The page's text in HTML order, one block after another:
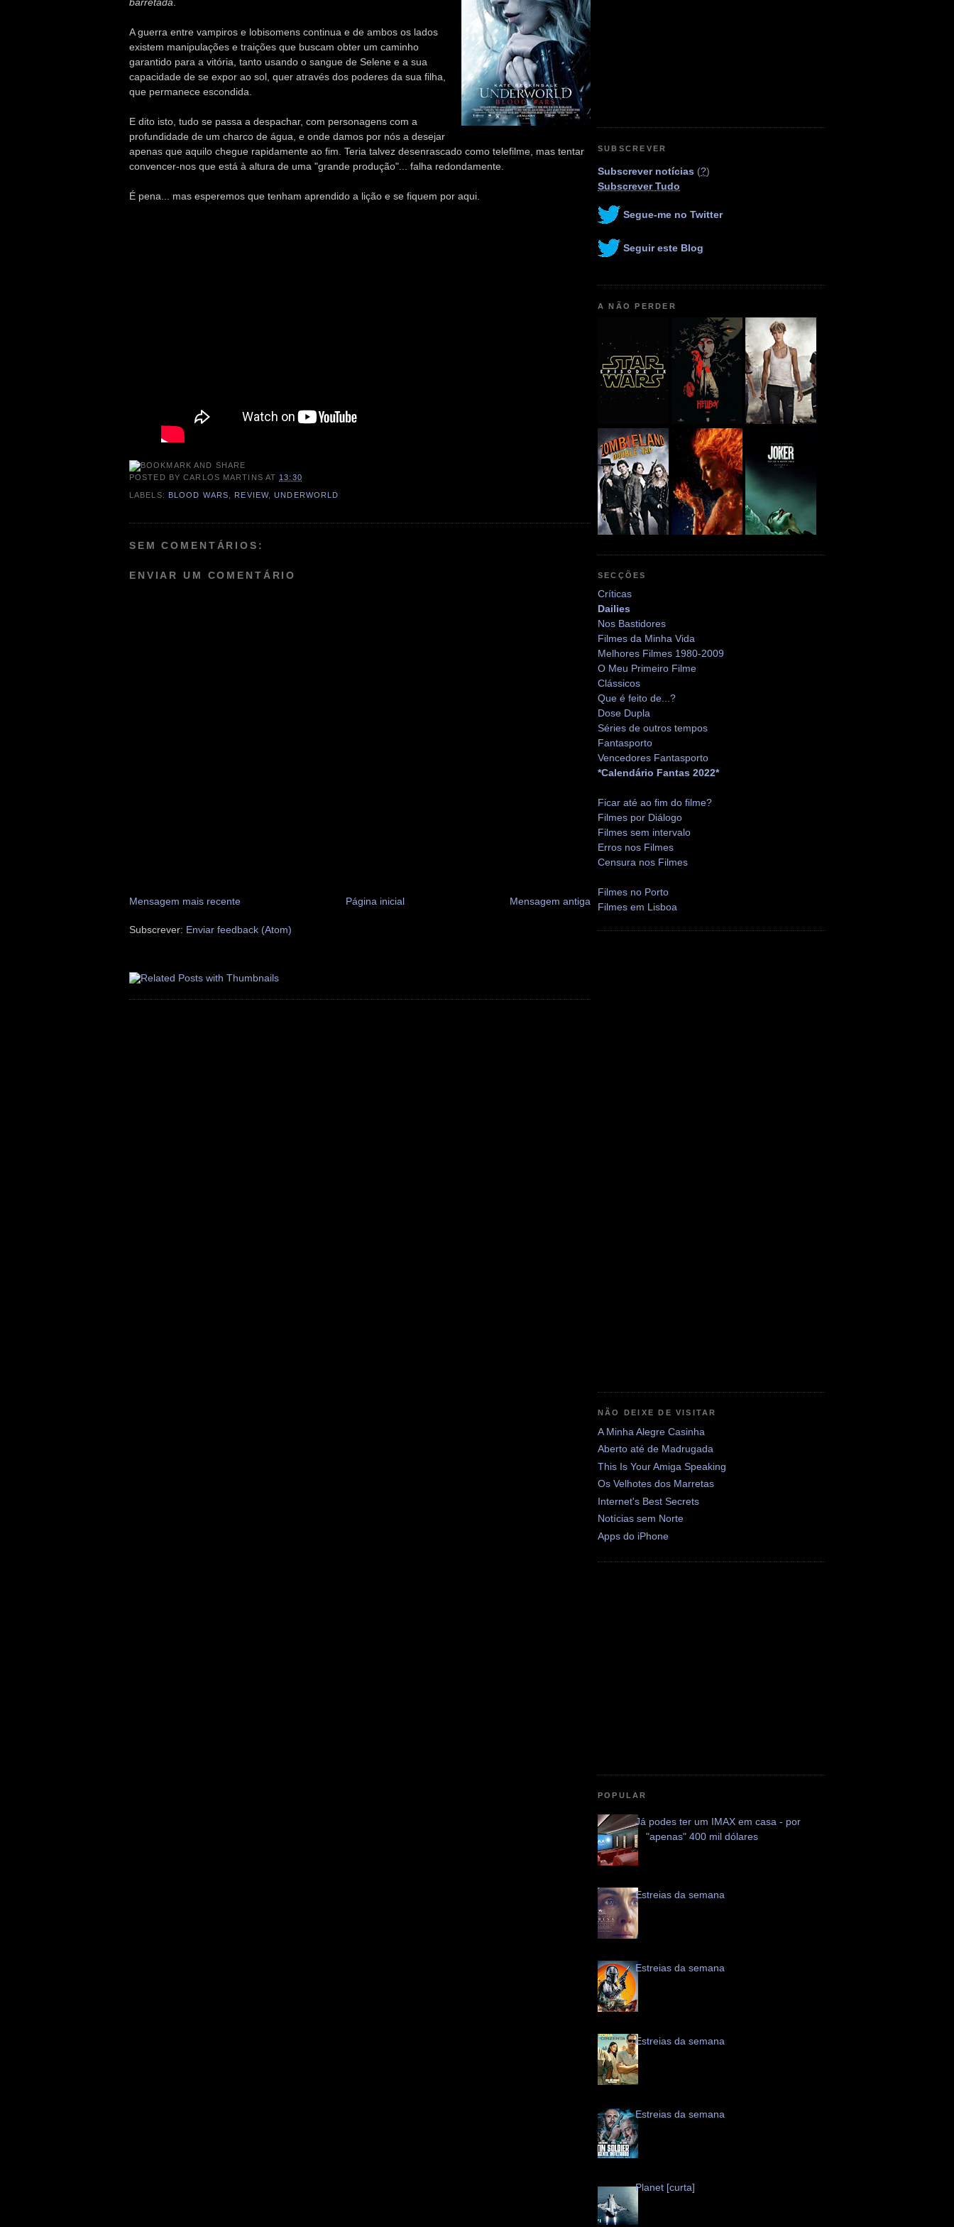
A guerra entre vampiros e lobisomens continua e de ambos os lados
existem manipulações e traições que buscam obter um caminho
garantido para a vitória, tanto usando o sangue de Selene e a sua
capacidade de se expor ao sol, quer através dos poderes da sua filha,
que permanece escondida.
E dito isto, tudo se passa a despachar, com personagens com a
profundidade de um charco de água, e onde damos por nós a desejar
apenas que aquilo chegue rapidamente ao fim. Teria talvez desenrascado como telefilme, mas tentar
convencer-nos que está à altura de uma "grande produção"... falha redondamente.
É pena... mas esperemos que tenham aprendido a lição e se fiquem por aqui.
POSTED BYCARLOS MARTINS AT 13:30
LABELS: BLOOD WARS REVIEW,UNDERWORLD
SEM COMENTÁRIOS:
ENVIAR UM COMENTÁRIO
Mensagem mais recente Mensagem antiga
Página inicial
Subscrever: Enviar feedback (Atom)
SUBSCREVER
Subscrever notícias (?)
Subscrever Tudo
Segue-me no Twitter
Seguir este Blog
A NÃO PERDER
SECÇÕES
Críticas
Dailies
Nos Bastidores
Filmes da Minha Vida
Melhores Filmes 1980-2009
O Meu Primeiro Filme
Clássicos
Que é feito de...?
Dose Dupla
Séries de outros tempos
Fantasporto
Vencedores Fantasporto
*Calendário Fantas 2022*
Ficar até ao fim do filme?
Filmes por Diálogo
Filmes sem intervalo
Erros nos Filmes
Censura nos Filmes
Filmes no Porto
Filmes em Lisboa
NÃO DEIXE DE VISITAR
A Minha Alegre Casinha
Aberto até de Madrugada
This Is Your Amiga Speaking
Os Velhotes dos Marretas
Internet's Best Secrets
Notícias sem Norte
Apps do iPhone
POPULAR
Já podes ter um IMAX em casa - por
"apenas" 400 mil dólares
Estreias da semana
Estreias da semana
Estreias da semana
Estreias da semana
Planet [curta]